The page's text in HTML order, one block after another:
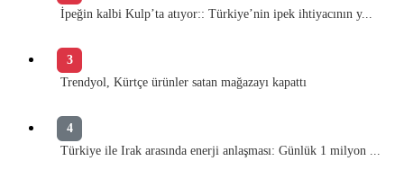
İpeğin kalbi Kulp’ta atıyor:: Türkiye’nin ipek ihtiyacının y...
3
Trendyol, Kürtçe ürünler satan mağazayı kapattı
4
Türkiye ile Irak arasında enerji anlaşması: Günlük 1 milyon ...